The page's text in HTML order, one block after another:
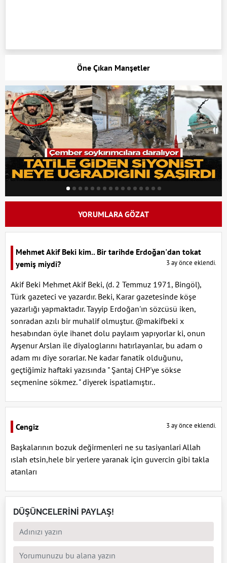
Öne Çıkan Manşetler
YORUMLARA GÖZAT
Mehmet Akif Beki kim.. Bir tarihde Erdoğan'dan tokat
yemiş miydi?
3 ay önce eklendi.
Akif Beki Mehmet Akif Beki, (d. 2 Temmuz 1971, Bingöl),
Türk gazeteci ve yazardır. Beki, Karar gazetesinde köşe
yazarlığı yapmaktadır. Tayyip Erdoğan'ın sözcüsü iken,
sonradan azılı bir muhalif olmuştur. @makifbeki x
hesabından öyle ihanet dolu paylaım yapıyorlar ki, onun
Ayşenur Arslan ile diyaloglarını hatırlayanlar, bu adam o
adam mı diye sorarlar. Ne kadar fanatik olduğunu,
geçtiğimiz haftaki yazısında " Şantaj CHP'ye sökse
seçmenine sökmez. " diyerek ispatlamıştır..
Cengiz 3 ay önce eklendi.
Başkalarının bozuk değirmenleri ne su tasiyanlari Allah
ıslah etsin,hele bir yerlere yaranak için guvercin gibi takla
atanları
DÜŞÜNCELERİNİ PAYLAŞ!